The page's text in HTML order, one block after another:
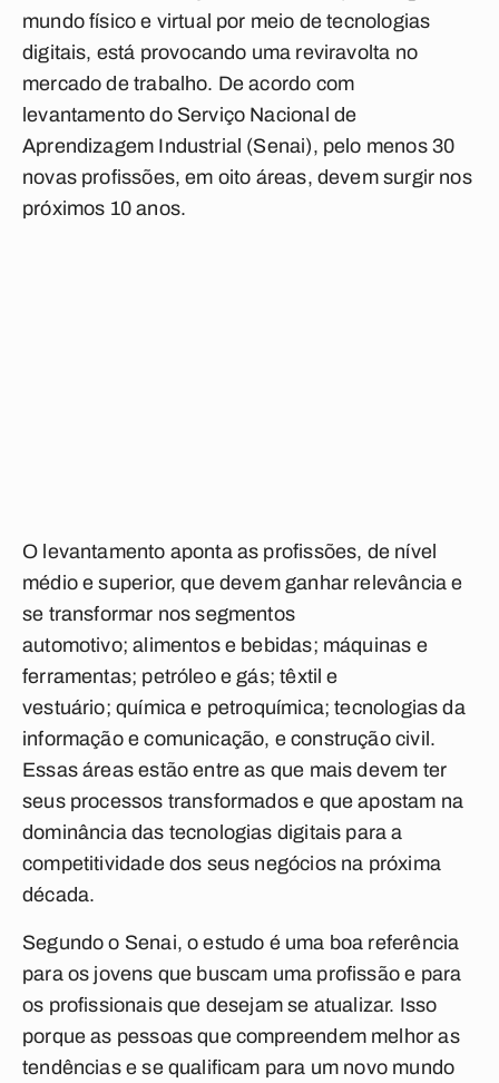
mundo físico e virtual por meio de tecnologias
digitais, está provocando uma reviravolta no
mercado de trabalho. De acordo com
levantamento do Serviço Nacional de
Aprendizagem Industrial (Senai), pelo menos 30
novas profissões, em oito áreas, devem surgir nos
próximos 10 anos.
O levantamento aponta as profissões, de nível
médio e superior, que devem ganhar relevância e
se transformar nos segmentos
automotivo; alimentos e bebidas; máquinas e
ferramentas; petróleo e gás; têxtil e
vestuário; química e petroquímica; tecnologias da
informação e comunicação, e construção civil.
Essas áreas estão entre as que mais devem ter
seus processos transformados e que apostam na
dominância das tecnologias digitais para a
competitividade dos seus negócios na próxima
década.
Segundo o Senai, o estudo é uma boa referência
para os jovens que buscam uma profissão e para
os profissionais que desejam se atualizar. Isso
porque as pessoas que compreendem melhor as
tendências e se qualificam para um novo mundo